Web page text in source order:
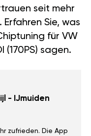
seit mehr
Erfahren Sie, was
für VW
(170PS) sagen.
- IJmuiden
zufrieden. Die App